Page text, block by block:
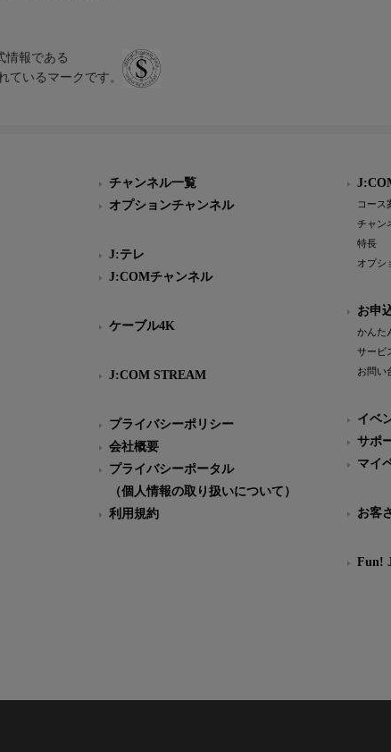
情報である
ているマークです。
チャンネル一覧
オプションチャンネル
J:テレ
J:COMチャンネル
ケーブル4K
J:COM STREAM
プライバシーポリシー
会社概要
プライバシーポータル
（個人情報の取り扱いについて）
利用規約
コース
チャン
特長
オプシ
お申
かんた
サービ
お問い
イベ
サポ
マイ
お客
Fun!